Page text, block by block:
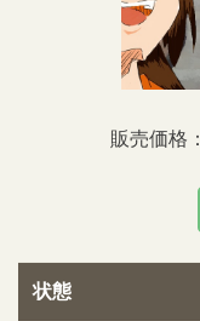
販売価格：
状態